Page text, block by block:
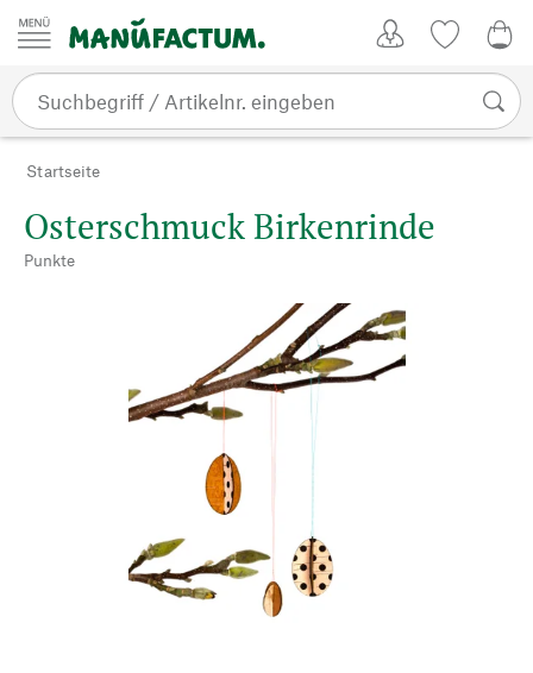
Zum Inhalt springen
Startseite
Osterschmuck Birkenrinde
Punkte